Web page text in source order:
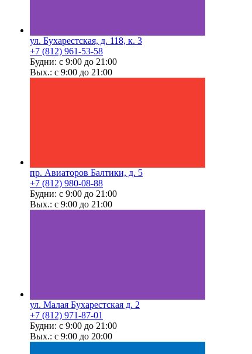
ул. Бухарестская, д. 118, к. 3
+7 (812) 961-53-58
Будни: с 9:00 до 21:00
Вых.: с 9:00 до 21:00
пр. Авиаторов Балтики, д. 5
+7 (812) 980-08-88
Будни: с 9:00 до 21:00
Вых.: с 9:00 до 21:00
ул. Малая Бухарестская д. 2
+7 (812) 971-87-01
Будни: с 9:00 до 21:00
Вых.: с 9:00 до 20:00